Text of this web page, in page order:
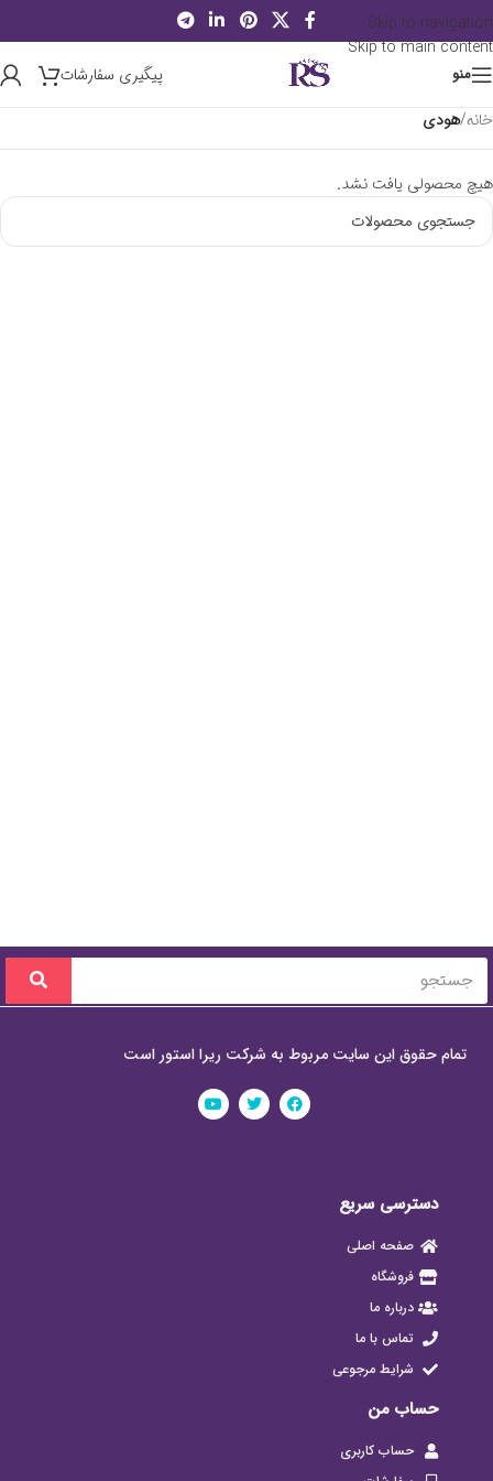
Skip to navigation
Skip to main content
منو
پیگیری سفارشات
خانه/هودی
هیچ محصولی یافت نشد.
تمام حقوق این سایت مربوط به شرکت ریرا استور است
دسترسی سریع
صفحه اصلی
فروشگاه
درباره ما
تماس با ما
شرایط مرجوعی
حساب من
حساب کاربری